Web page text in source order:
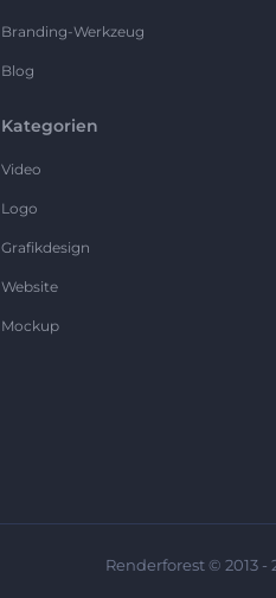
Branding-Werkzeug
Blog
Kategorien
Video
Logo
Grafikdesign
Website
Mockup
Renderforest © 2013 -